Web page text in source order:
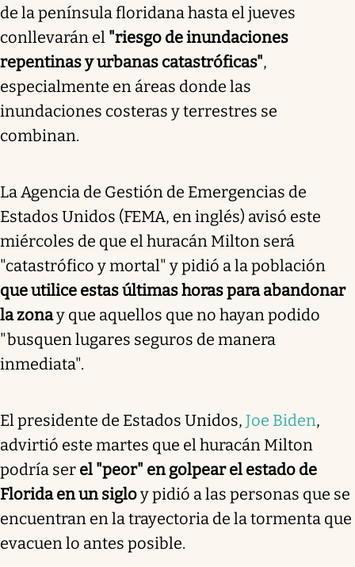
de la península floridana hasta el jueves
conllevarán el "riesgo de inundaciones
repentinas y urbanas catastróficas",
especialmente en áreas donde las
inundaciones costeras y terrestres se
combinan.
La Agencia de Gestión de Emergencias de
Estados Unidos (FEMA, en inglés) avisó este
miércoles de que el huracán Milton será
"catastrófico y mortal" y pidió a la población
que utilice estas últimas horas para abandonar
la zonay que aquellos que no hayan podido
"busquen lugares seguros de manera
inmediata".
El presidente de Estados Unidos, Joe Biden,
advirtió este martes que el huracán Milton
podría ser el "peor" en golpear el estado de
Florida en un sigloy pidió a las personas que se
encuentran en la trayectoria de la tormenta que
evacuen lo antes posible.